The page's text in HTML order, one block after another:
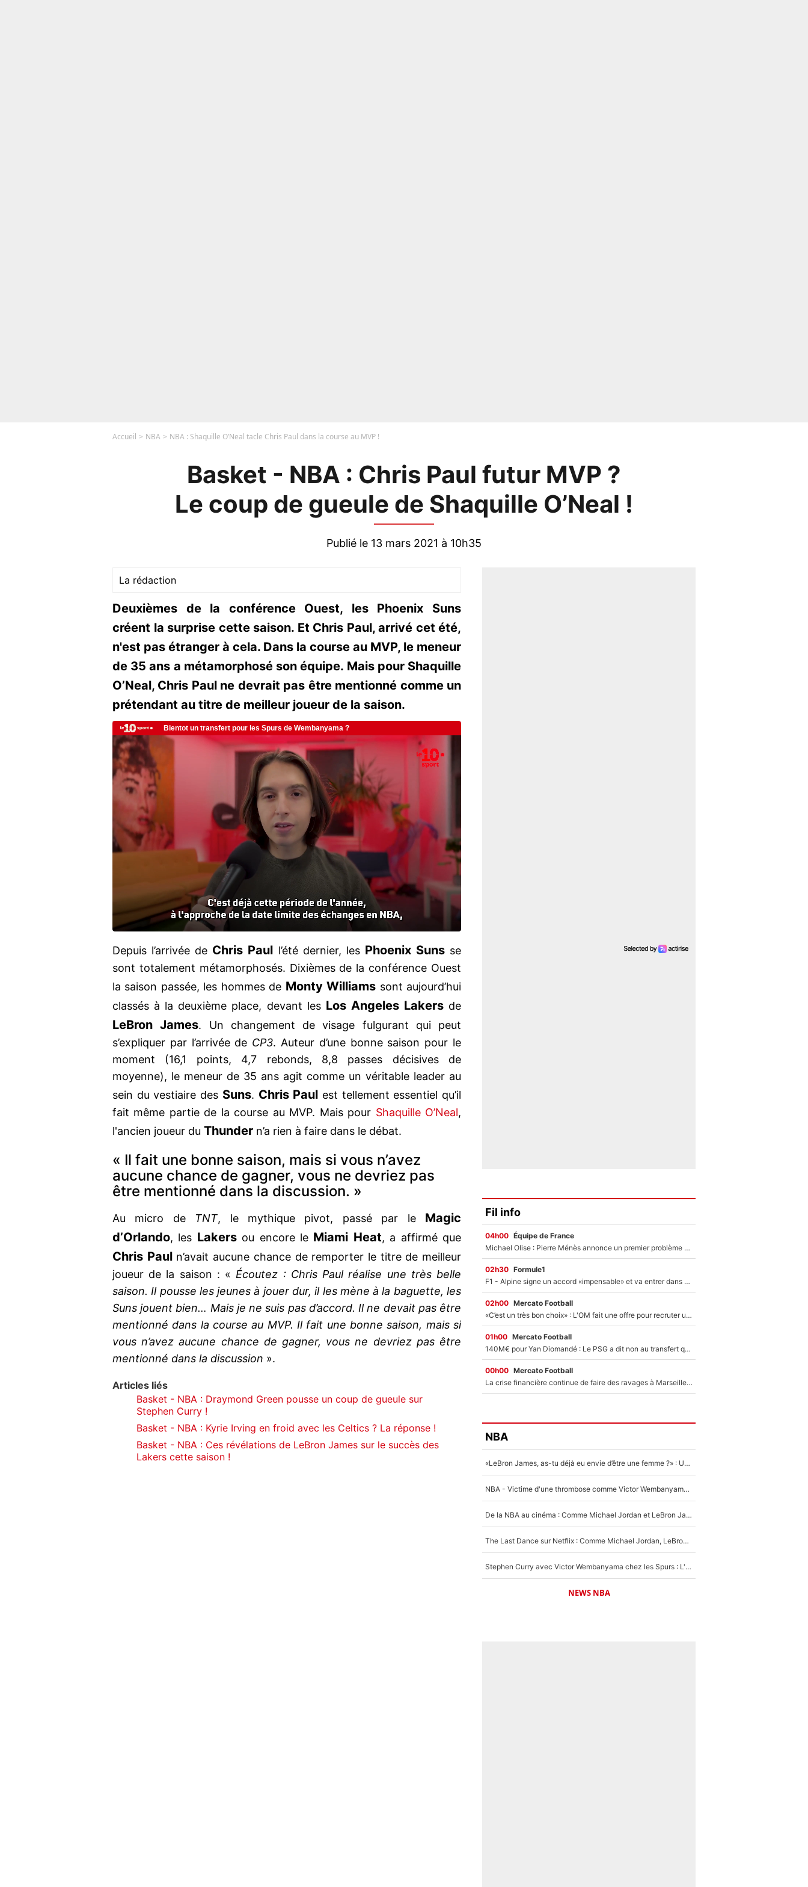
Accueil NBA NBA : Shaquille O’Neal tacle Chris Paul dans la course au MVP !
Basket - NBA : Chris Paul futur MVP ?
Le coup de gueule de Shaquille O’Neal !
Publié le 13 mars 2021 à 10h35
La rédaction
Deuxièmes de la conférence Ouest, les Phoenix Suns
créent la surprise cette saison. Et Chris Paul, arrivé cet été,
n'est pas étranger à cela. Dans la course au MVP, le meneur
de 35 ans a métamorphosé son équipe. Mais pour Shaquille
O’Neal, Chris Paul ne devrait pas être mentionné comme un
prétendant au titre de meilleur joueur de la saison.
Depuis l’arrivée de Chris Paul l’été dernier, les Phoenix Sunsse
sont totalement métamorphosés. Dixièmes de la conférence Ouest
la saison passée, les hommes de Monty Williams sont aujourd’hui
classés à la deuxième place, devant les Los Angeles Lakersde
LeBron James. Un changement de visage fulgurant qui peut
s’expliquer par l’arrivée de CP3. Auteur d’une bonne saison pour le
moment (16,1 points, 4,7 rebonds, 8,8 passes décisives de
moyenne), le meneur de 35 ans agit comme un véritable leader au
sein du vestiaire des Suns. Chris Paul est tellement essentiel qu’il
fait même partie de la course au MVP. Mais pour Shaquille O’Neal,
l'ancien joueur du Thunder n’a rien à faire dans le débat.
« Il fait une bonne saison, mais si vous n’avez
aucune chance de gagner, vous ne devriez pas
être mentionné dans la discussion. »
Au micro de TNT, le mythique pivot, passé par le Magic
d’Orlando, les Lakersou encore le Miami Heat, a affirmé que
Chris Paul n’avait aucune chance de remporter le titre de meilleur
joueur de la saison : «Écoutez : Chris Paul réalise une très belle
saison. Il pousse les jeunes à jouer dur, il les mène à la baguette, les
Suns jouent bien… Mais je ne suis pas d’accord. Il ne devait pas être
mentionné dans la course au MVP. Il fait une bonne saison, mais si
vous n’avez aucune chance de gagner, vous ne devriez pas être
mentionné dans la discussion ».
Articles liés
Basket - NBA : Draymond Green pousse un coup de gueule sur
Stephen Curry !
Basket - NBA : Kyrie Irving en froid avec les Celtics ? La réponse !
Basket - NBA : Ces révélations de LeBron James sur le succès des
Lakers cette saison !
Fil info
04h00 Équipe de France
Michael Olise : Pierre Ménès annonce un premier problème pour Zinedine Zidane en équipe de France
02h30 Formule1
F1 - Alpine signe un accord «impensable» et va entrer dans une nouvelle dimension : Grande nouvelle pour Pierre Gasly !
02h00 Mercato Football
«C’est un très bon choix» : L'OM fait une offre pour recruter un ancien joueur du PSG... et c'est validé dans l'After Foot !
01h00 Mercato Football
140M€ pour Yan Diomandé : Le PSG a dit non au transfert qui bat tous les records sur le mercato
00h00 Mercato Football
La crise financière continue de faire des ravages à Marseille : L’OM a placé 12 joueurs sur le marché des transferts… et ça pourrait lui rapporter près de 100M€ !
NBA
«LeBron James, as-tu déjà eu envie d’être une femme ?» : Un dérapage de Donald Trump sur la superstar de la NBA refait surface
NBA - Victime d'une thrombose comme Victor Wembanyama, Chris Bosh prévient le Français des risques sur sa santé : «J’ai failli mourir sur le coup et j’ai été ramené à la vie»
De la NBA au cinéma : Comme Michael Jordan et LeBron James, Victor Wembanyama rêve d'une carrière d'acteur !
The Last Dance sur Netflix : Comme Michael Jordan, LeBron James va avoir le droit à sa série !
Stephen Curry avec Victor Wembanyama chez les Spurs : L'idée d'un trade historique est lancée en NBA !
NEWS NBA